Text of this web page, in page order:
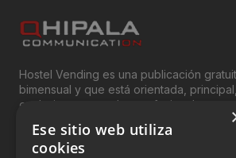
Hostel Vending es una publicación
bimensual y que está orientada,
exclusivamente, a los profesionales y
del “Vending”; nombre con el que se
genéricamente entre profesionales a la
productos y servicios a través de
Ese sitio web utiliza
cookies